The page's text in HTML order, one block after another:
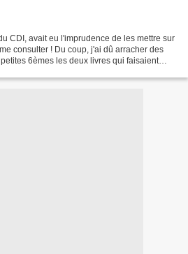
CDI, avait eu l'imprudence de les mettre sur
consulter ! Du coup, j'ai dû arracher des
6èmes les deux livres qui faisaient